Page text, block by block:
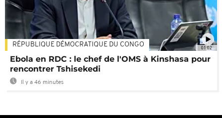
01:02
RÉPUBLIQUE DÉMOCRATIQUE DU CONGO
Ebola en RDC : le chef de l'OMS à Kinshasa pour
rencontrer Tshisekedi
Il y a 46 minutes